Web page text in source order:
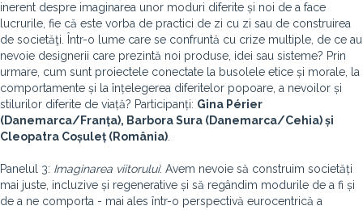
inerent despre imaginarea unor moduri diferite și noi de a face
lucrurile, fie că este vorba de practici de zi cu zi sau de construirea
de societăţi. Într-o lume care se confruntă cu crize multiple, de ce au
nevoie designerii care prezintă noi produse, idei sau sisteme? Prin
urmare, cum sunt proiectele conectate la busolele etice și morale, la
comportamente și la înțelegerea diferitelor popoare, a nevoilor și
stilurilor diferite de viață? Participanți: Gina Périer
(Danemarca/Franța), Barbora Sura (Danemarca/Cehia) și
Cleopatra Coșuleț (România)
Panelul 3: Imaginarea viitorului: Avem nevoie să construim societăți
mai juste, incluzive și regenerative și să regândim modurile de a fi și
de a ne comporta - mai ales într-o perspectivă eurocentrică a